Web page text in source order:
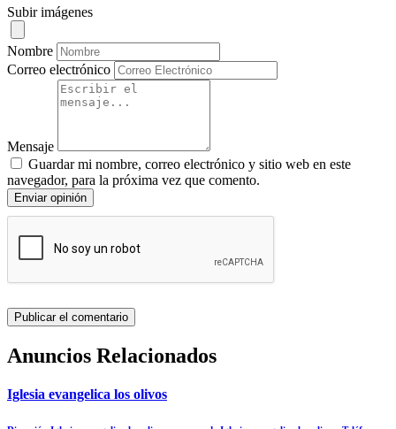
Subir imágenes
Nombre
Correo electrónico
Mensaje
Guardar mi nombre, correo electrónico y sitio web en este
navegador, para la próxima vez que comento.
Enviar opinión
Anuncios Relacionados
Iglesia evangelica los olivos